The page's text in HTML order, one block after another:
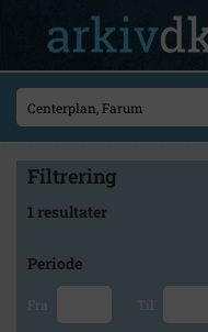
Filtrering
1 resultater
Periode
Fra Til